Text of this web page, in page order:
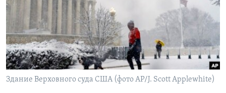
Learning English
СОЦИАЛЬНЫЕ СЕТИ
Здание Верховного суда США (фото AP/J. Scott Applewhite)